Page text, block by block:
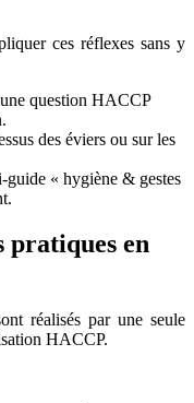
ces réflexes sans y
question HACCP
des éviers ou sur les
guide « hygiène & gestes
pratiques en
réalisés par une seule
HACCP.